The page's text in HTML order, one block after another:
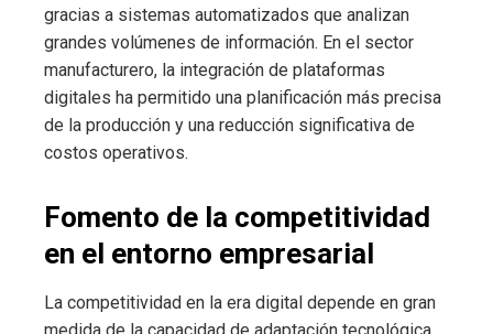
gracias a sistemas automatizados que analizan
grandes volúmenes de información. En el sector
manufacturero, la integración de plataformas
digitales ha permitido una planificación más precisa
de la producción y una reducción significativa de
costos operativos.
Fomento de la competitividad
en el entorno empresarial
La competitividad en la era digital depende en gran